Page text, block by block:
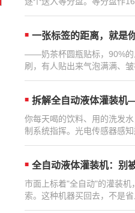
一张标签的距离，就是
——奶茶杯圆瓶贴标，90%的
刷，有人贴出来气泡满满、
拆解全自动液体灌装
你每天喝的饮料、用的洗发
制系统指挥。光电传感器感
全自动液体灌装机：别
市面上标着"全自动"的灌装
索。这种机器买回去，不是